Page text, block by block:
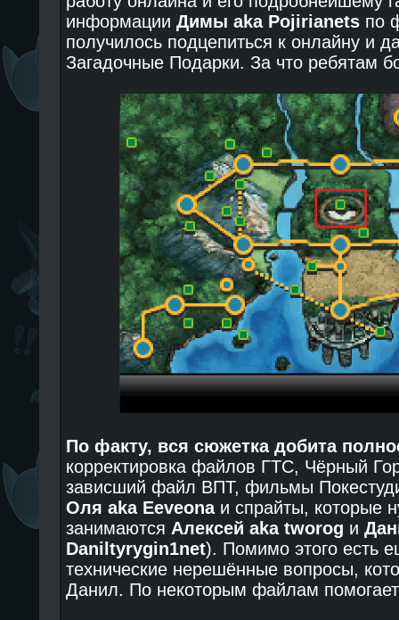
информации Димы aka Pojirianetsпо
получилось подцепиться к онлайну и
Загадочные Подарки. За что ребятам
По факту, вся сюжетка добита
корректировка файлов ГТС, Чёрный
зависший файл ВПТ, фильмы
Оля aka Eeveonaи спрайты, которые
занимаются Алексей aka tworog и
Daniltyrygin1net). Помимо этого есть
технические нерешённые вопросы,
Данил. По некоторым файлам